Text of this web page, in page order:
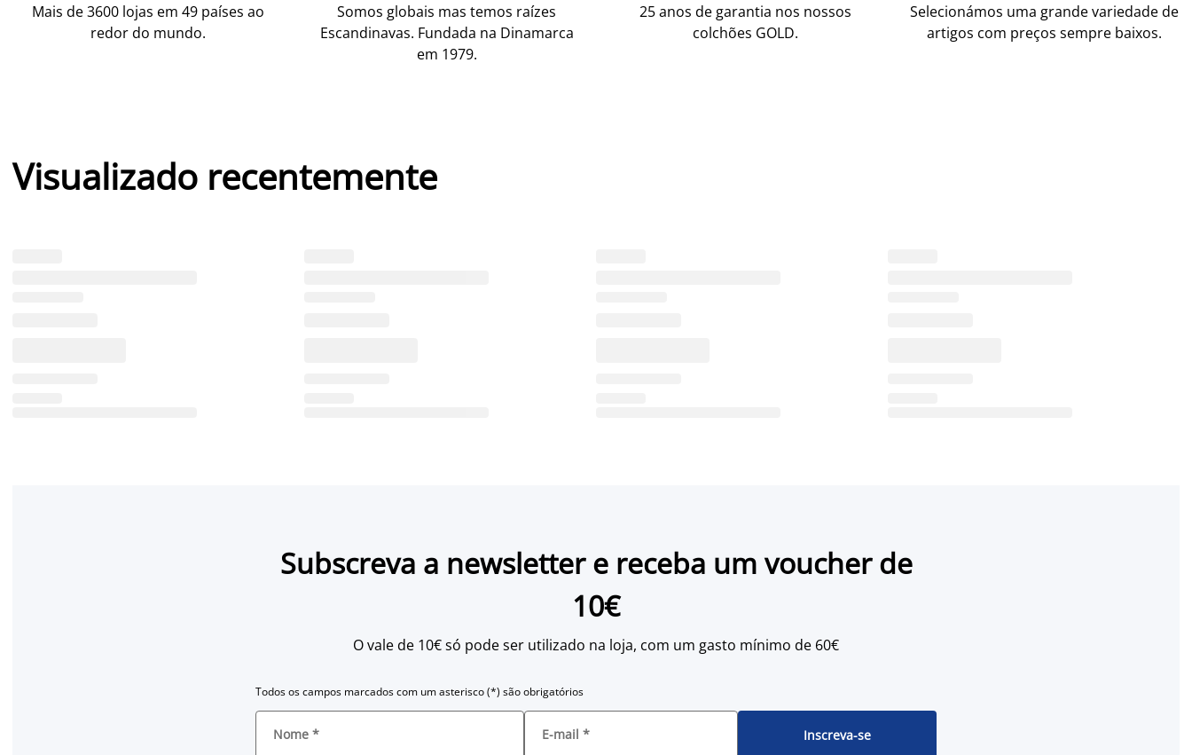
Mais de 3600 lojas em 49 países ao
redor do mundo.
Somos globais mas temos raízes
Escandinavas. Fundada na Dinamarca
em 1979.
25 anos de garantia nos nossos
colchões GOLD.
Selecionámos uma grande variedade de
artigos com preços sempre baixos.
Visualizado recentemente
Subscreva a newsletter e receba um voucher de
10€
O vale de 10€ só pode ser utilizado na loja, com um gasto mínimo de 60€
Todos os campos marcados com um asterisco (*) são obrigatórios
Nome * E-mail * Inscreva-se